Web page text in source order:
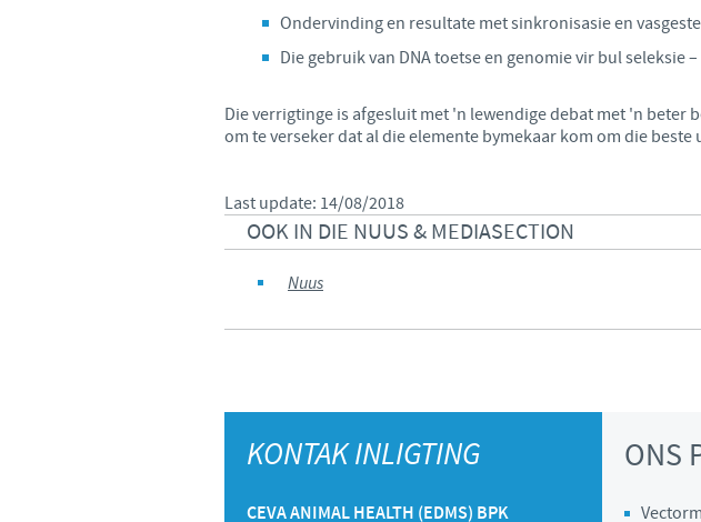
You are leaving the
Regulatory
country.
Ondervinding en resultate met sinkronisasie en
Die gebruik van DNA toetse en genomie vir bul seleksie –
Die verrigtinge is afgesluit met 'n lewendige debat met 'n
om te verseker dat al die elemente bymekaar kom om die beste
Last update: 14/08/2018
OOK IN DIE NUUS & MEDIASECTION
Nuus
KONTAK INLIGTING
CEVA ANIMAL HEALTH (EDMS) BPK
ONS